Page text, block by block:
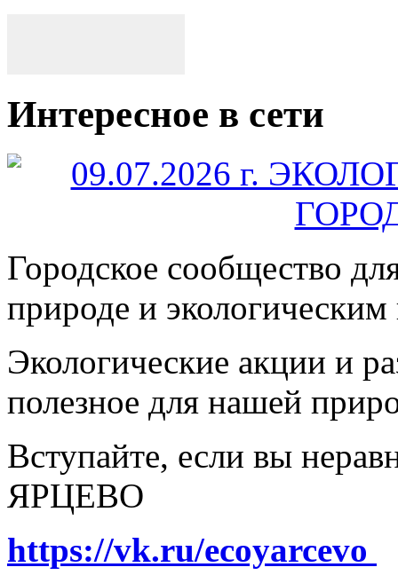
Интересное в сети
Городское сообщество
природе и
Экологические акции и
полезное для нашей
Вступайте, если вы
ЯРЦЕВО
https://vk.ru/ecoyarcevo